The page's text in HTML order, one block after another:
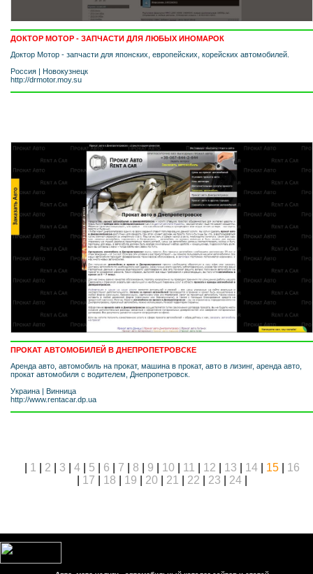
ДОКТОР МОТОР - ЗАПЧАСТИ ДЛЯ ЛЮБЫХ ИНОМАРОК
Доктор Мотор - запчасти для японских, европейских, корейских автомобилей.
Россия | Новокузнецк
http://drmotor.moy.su
ПРОКАТ АВТОМОБИЛЕЙ В ДНЕПРОПЕТРОВСКЕ
Аренда авто, автомобиль на прокат, машина в прокат, авто в лизинг, аренда авто,
прокат автомобиля с водителем, Днепропетровск.
Украина | Винница
http://www.rentacar.dp.ua
1 2 3 4| 5 6 7 8 9 10 11 12 13 14| 15| 16
17 18 19 20 21 22 23 24|